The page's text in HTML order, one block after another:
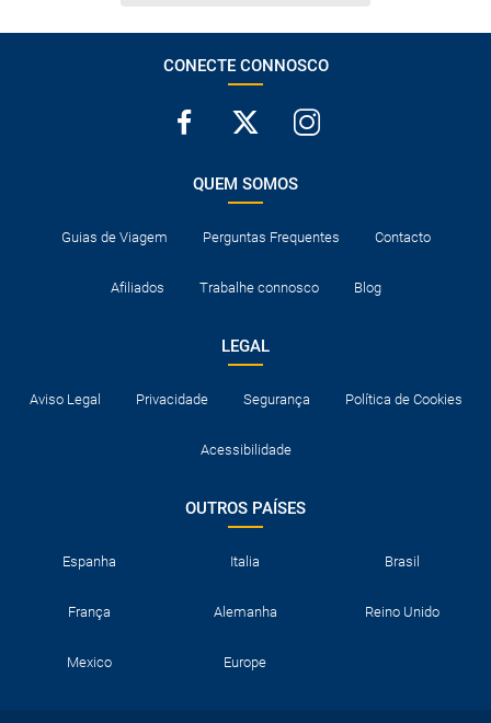
CONECTE CONNOSCO
QUEM SOMOS
Guias de Viagem Perguntas Frequentes Contacto
Afiliados Trabalhe connosco Blog
LEGAL
Aviso Legal Privacidade Segurança Política de Cookies
Acessibilidade
OUTROS PAÍSES
Espanha Italia Brasil
França Alemanha Reino Unido
Mexico Europe